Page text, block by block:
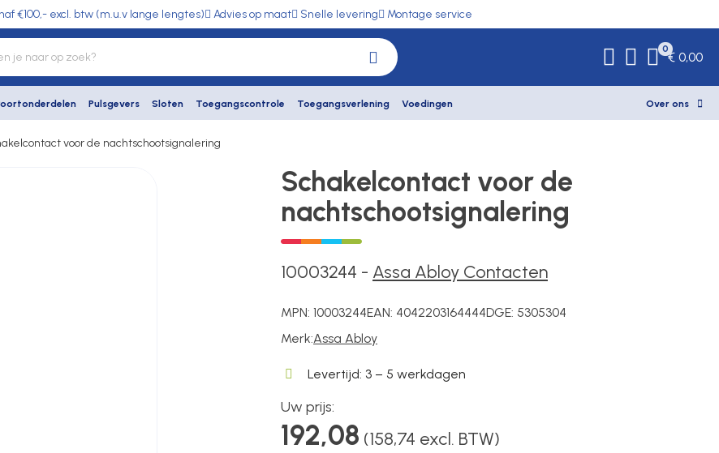
€100,- excl. btw (m.u.v lange lengtes) Advies op maat Snelle levering Montage service
0
€ 0,00
Pulsgevers Sloten Toegangscontrole Toegangsverlening Voedingen Over ons
voor de nachtschootsignalering
Schakelcontact voor de
nachtschootsignalering
10003244 - Assa Abloy Contacten
MPN: 10003244EAN: 4042203164444DGE: 5305304
Merk:Assa Abloy
Levertijd: 3 – 5 werkdagen
Uw prijs:
192,08 (158,74 excl. BTW)